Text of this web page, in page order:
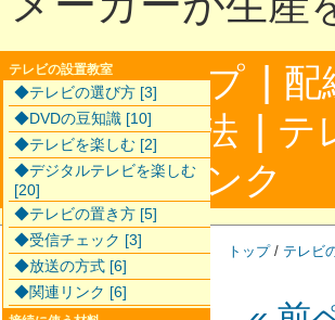
サイトマップ | 配
配線接続方法 | テ
合わせ|リンク
トップ/ テレビ
テレビの設置教室
◆テレビの選び方 [3]
◆DVDの豆知識 [10]
◆テレビを楽しむ [2]
◆デジタルテレビを楽しむ
[20]
◆テレビの置き方 [5]
◆受信チェック [3]
◆放送の方式 [6]
◆関連リンク [6]